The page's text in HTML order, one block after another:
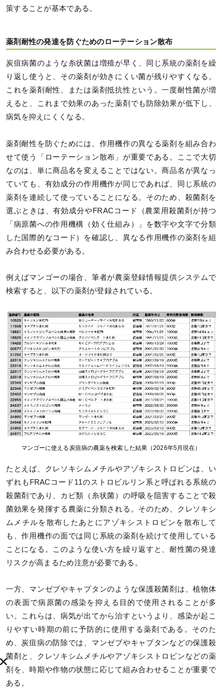
策することが基本である。
薬剤耐性の発達を防ぐためのローテーション散布
炭疽病菌のような糸状菌は増殖が早く、同じ系統の薬剤を繰
り返し使うと、その薬剤が効きにくい菌が残りやすくなる。
これを薬剤耐性、または薬剤抵抗性という。一度耐性菌が増
えると、これまで効果のあった薬剤でも防除効果が低下し、
病気を抑えにくくなる。
薬剤耐性を防ぐためには、作用機作の異なる薬剤を組み合わ
せて使う「ローテーション散布」が重要である。ここで大切
なのは、単に商品名を変えることではない。商品名が異なっ
ていても、有効成分の作用機作が同じであれば、同じ系統の
薬剤を連続して使っていることになる。そのため、殺菌剤を
選ぶときは、有効成分やFRACコード（農業用殺菌剤が持つ
「病原菌への作用機構（効く仕組み）」を数字や文字で分類
した国際的なコード）を確認し、異なる作用機作の薬剤を組
み合わせる必要がある。
例えばマンゴーの場合、筆者が農薬登録情報提供システムで
検索すると、以下の薬剤が登録されている。
マンゴーに使える炭疽病の農薬を検索した結果（2026年5月現在）
たとえば、クレソキシムメチルやアゾキシストロビンは、い
ずれもFRACコード11のストロビルリン系と呼ばれる系統の
殺菌剤であり、カビ類（糸状菌）の呼吸を阻害することで殺
菌効果を発揮する農薬に分類される。そのため、クレソキシ
ムメチルを散布したあとにアゾキシストロビンを散布して
も、作用機作の面では同じ系統の薬剤を続けて使用している
ことになる。このような使い方を繰り返すと、耐性菌の発達
リスクが高まるため注意が必要である。
一方、マンゼブやキャプタンのような保護殺菌剤は、植物体
の表面で病原菌の感染を抑える目的で使用されることが多
い。これらは、病気が出てから治すというより、感染が起こ
りやすい時期の前に予防的に使用する薬剤である。そのた
め、炭疽病の防除では、マンゼブやキャプタンなどの保護殺
菌剤と、クレソキシムメチルやアゾキシストロビンなどの薬
剤を、時期や作物の状態に応じて組み合わせることが重要で
ある。